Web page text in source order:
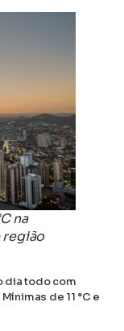
na
região
dia todo com
de 11 °C e